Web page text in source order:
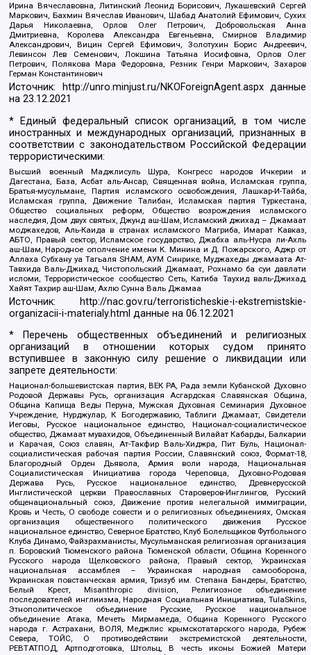
Ирина Вячеславовна, Литинский Леонид Борисович, Лукашевский Сергей
Маркович, Бахмин Вячеслав Иванович, Шабад Анатолий Ефимович, Сухих
Дарья Николаевна, Орлов Олег Петрович, Добровольская Анна
Дмитриевна, Королева Александра Евгеньевна, Смирнов Владимир
Александрович, Вицин Сергей Ефимович, Золотухин Борис Андреевич,
Левинсон Лев Семенович, Локшина Татьяна Иосифовна, Орлов Олег
Петрович, Полякова Мара Федоровна, Резник Генри Маркович, Захаров
Герман Константинович
Источник: http://unro.minjust.ru/NKOForeignAgent.aspxданные
на23.12.2021
* Единый федеральный список организаций, в том числе
иностранных и международных организаций, признанных в
соответствии с законодательством Российской Федерации
террористическими:
Высший военный Маджлисуль Шура, Конгресс народов Ичкерии и
Дагестана, База, Асбат аль-Ансар, Священная война, Исламская группа,
Братья-мусульмане, Партия исламского освобождения, Лашкар-И-Тайба,
Исламская группа, Движение Талибан, Исламская партия Туркестана,
Общество социальных реформ, Общество возрождения исламского
наследия, Дом двух святых, Джунд аш-Шам, Исламский джихад – Джамаат
моджахедов, Аль-Каида в странах исламского Магриба, Имарат Кавказ,
АБТО, Правый сектор, Исламское государство, Джабха аль-Нусра ли-Ахль
аш-Шам, Народное ополчение имени К. Минина и Д. Пожарского, Аджр от
Аллаха Субхану уа Тагьаля SHAM, АУМ Синрике, Муджахеды джамаата Ат-
Тавхида Валь-Джихад, Чистопольский Джамаат, Рохнамо ба суи давлати
исломи, Террористическое сообщество Сеть, Катиба Таухид валь-Джихад,
Хайят Тахрир аш-Шам, Ахлю Сунна Валь Джамаа
Источник:
http://nac.gov.ru/terroristicheskie-i-ekstremistskie-
organizacii-i-materialy.html данные на06.12.2021
* Перечень общественных объединений и религиозных
организаций в отношении которых судом принято
вступившее в законную силу решение о ликвидации или
запрете деятельности:
Национал-большевистская партия, ВЕК РА, Рада земли Кубанской Духовно
Родовой Державы Русь, организация Асгардская Славянская Община,
Община Капища Веды Перуна, Мужская Духовная Семинария Духовное
Учреждение, Нурджулар, К Богодержавию, Таблиги Джамаат, Свидетели
Иеговы, Русское национальное единство, Национал-социалистическое
общество, Джамаат мувахидов, Объединенный Вилайат Кабарды, Балкарии
и Карачая, Союз славян, Ат-Такфир Валь-Хиджра, Пит Буль, Национал-
социалистическая рабочая партия России, Славянский союз, Формат-18,
Благородный Орден Дьявола, Армия воли народа, Национальная
Социалистическая Инициатива города Череповца, Духовно-Родовая
Держава Русь, Русское национальное единство, Древнерусской
Инглистической церкви Православных Староверов-Инглингов, Русский
общенациональный союз, Движение против нелегальной иммиграции,
Кровь и Честь, О свободе совести и о религиозных объединениях, Омская
организация общественного политического движения Русское
национальное единство, Северное Братство, Клуб Болельщиков Футбольного
Клуба Динамо, Файзрахманисты, Мусульманская религиозная организация
п. Боровский Тюменского района Тюменской области, Община Коренного
Русского народа Щелковского района, Правый сектор, Украинская
национальная ассамблея – Украинская народная самооборона,
Украинская повстанческая армия, Тризуб им. Степана Бандеры, Братство,
Белый Крест, Misanthropic division, Религиозное объединение
последователей инглиизма, Народная Социальная Инициатива, TulaSkins,
Этнополитическое объединение Русские, Русское национальное
объединение Атака, Мечеть Мирмамеда, Община Коренного Русского
народа г. Астрахани, ВОЛЯ, Меджлис крымскотатарского народа, Рубеж
Севера, ТОЙС, О противодействии экстремистской деятельности,
РЕВТАТПОД, Артподготовка, Штольц, В честь иконы Божией Матери